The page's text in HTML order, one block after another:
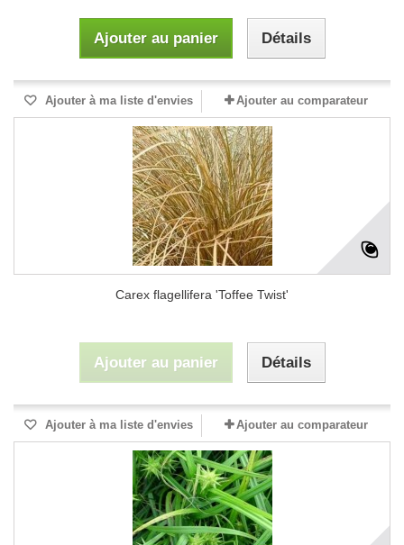
Ajouter au panier Détails
Ajouter à ma liste d'envies Ajouter au comparateur
Carex flagellifera 'Toffee Twist'
Ajouter au panier Détails
Ajouter à ma liste d'envies Ajouter au comparateur